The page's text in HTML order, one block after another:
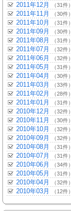
2011年12月 （31件）
2011年11月 （30件）
2011年10月 （31件）
2011年09月 （30件）
2011年08月 （31件）
2011年07月 （32件）
2011年06月 （32件）
2011年05月 （31件）
2011年04月 （30件）
2011年03月 （33件）
2011年02月 （28件）
2011年01月 （31件）
2010年12月 （32件）
2010年11月 （30件）
2010年10月 （32件）
2010年09月 （32件）
2010年08月 （31件）
2010年07月 （31件）
2010年06月 （34件）
2010年05月 （31件）
2010年04月 （32件）
2010年03月 （12件）